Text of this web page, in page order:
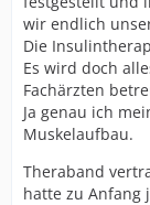
wir endlich
Die
Es wird doch
Fachärzten
Ja genau ich
Muskelaufbau.
Theraband
hatte zu Anfang